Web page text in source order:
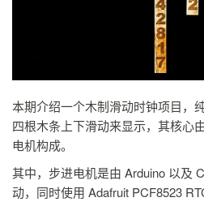
本期介绍一个木制滑动时钟项目，
四根木条上下滑动来显示，其核心
电机构成。
其中，步进电机是由 Arduino 以及
动，同时使用 Adafruit PCF8523